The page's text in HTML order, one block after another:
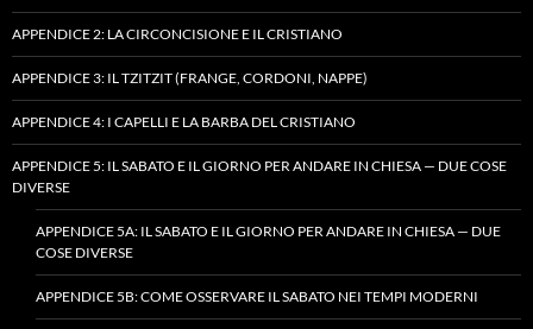
APPENDICE 2: LA CIRCONCISIONE E IL CRISTIANO
APPENDICE 3: IL TZITZIT (FRANGE, CORDONI, NAPPE)
APPENDICE 4: I CAPELLI E LA BARBA DEL CRISTIANO
APPENDICE 5: IL SABATO E IL GIORNO PER ANDARE IN CHIESA — DUE COSE
DIVERSE
APPENDICE 5A: IL SABATO E IL GIORNO PER ANDARE IN CHIESA — DUE
COSE DIVERSE
APPENDICE 5B: COME OSSERVARE IL SABATO NEI TEMPI MODERNI